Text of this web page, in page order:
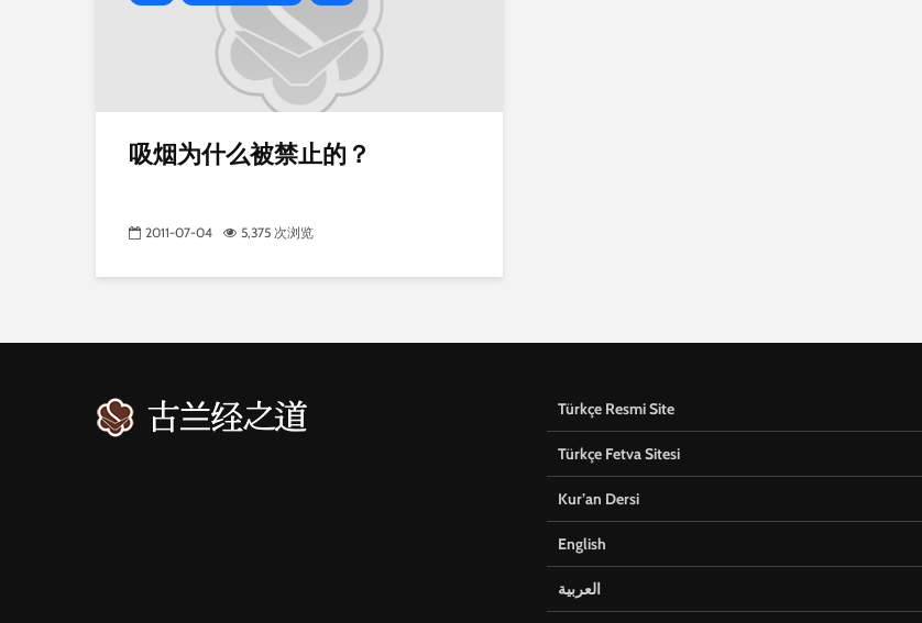
吸烟为什么被禁止的？
2011-07-04 5,375 次浏览
Türkçe Resmi Site
Türkçe Fetva Sitesi
Kur’an Dersi
English
العربية